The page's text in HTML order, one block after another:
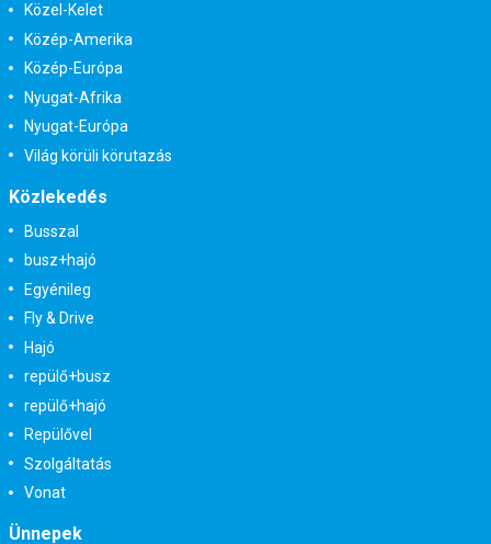
Közel-Kelet
Közép-Amerika
Közép-Európa
Nyugat-Afrika
Nyugat-Európa
Világ körüli körutazás
Közlekedés
Busszal
busz+hajó
Egyénileg
Fly & Drive
Hajó
repülő+busz
repülő+hajó
Repülővel
Szolgáltatás
Vonat
Ünnepek